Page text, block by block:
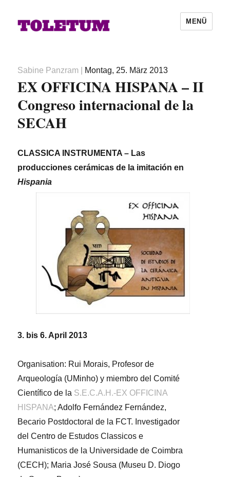
MENÜ
Autor
Sabine Panzram
Veröffentlicht
am
Montag, 25. März 2013
EX OFFICINA HISPANA – II
Congreso internacional de la
SECAH
CLASSICA INSTRUMENTA – Las
producciones cerámicas de la imitación en
Hispania
3. bis 6. April 2013
Organisation: Rui Morais, Profesor de
Arqueología (UMinho) y miembro del Comité
Científico de la S.E.C.A.H.-EX OFFICINA
HISPANA; Adolfo Fernández Fernández,
Becario Postdoctoral de la FCT. Investigador
del Centro de Estudos Classicos e
Humanisticos de la Universidade de Coimbra
(CECH); Maria José Sousa (Museu D. Diogo